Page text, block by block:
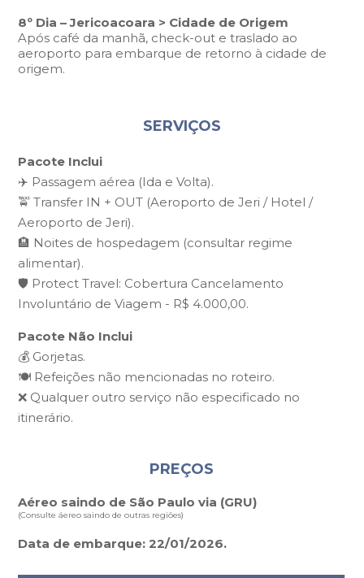
8º Dia – Jericoacoara > Cidade de Origem
Após café da manhã, check-out e traslado ao
aeroporto para embarque de retorno à cidade de
origem.
SERVIÇOS
Pacote Inclui
✈️ Passagem aérea (Ida e Volta).
🚖 Transfer IN + OUT (Aeroporto de Jeri / Hotel /
Aeroporto de Jeri).
🏨 Noites de hospedagem (consultar regime
alimentar).
🛡️ Protect Travel: Cobertura Cancelamento
Involuntário de Viagem - R$ 4.000,00.
Pacote Não Inclui
💰 Gorjetas.
🍽️ Refeições não mencionadas no roteiro.
❌ Qualquer outro serviço não especificado no
itinerário.
PREÇOS
Aéreo saindo de São Paulo via (GRU)
(Consulte ​áereo saindo de outras regiões)
Data de embarque: 22/01/2026.